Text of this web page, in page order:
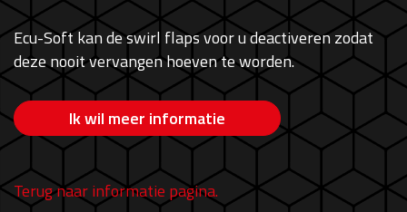
Ecu-Soft kan de swirl flaps voor u deactiveren zodat
deze nooit vervangen hoeven te worden.
Ik wil meer informatie
Terug naar informatie pagina.